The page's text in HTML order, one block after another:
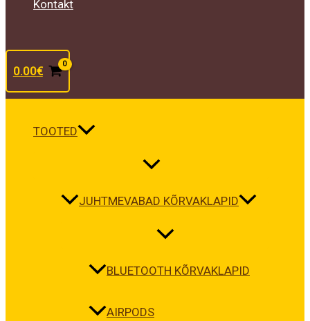
Kontakt
0.00€
TOOTED
JUHTMEVABAD KÕRVAKLAPID
BLUETOOTH KÕRVAKLAPID
AIRPODS